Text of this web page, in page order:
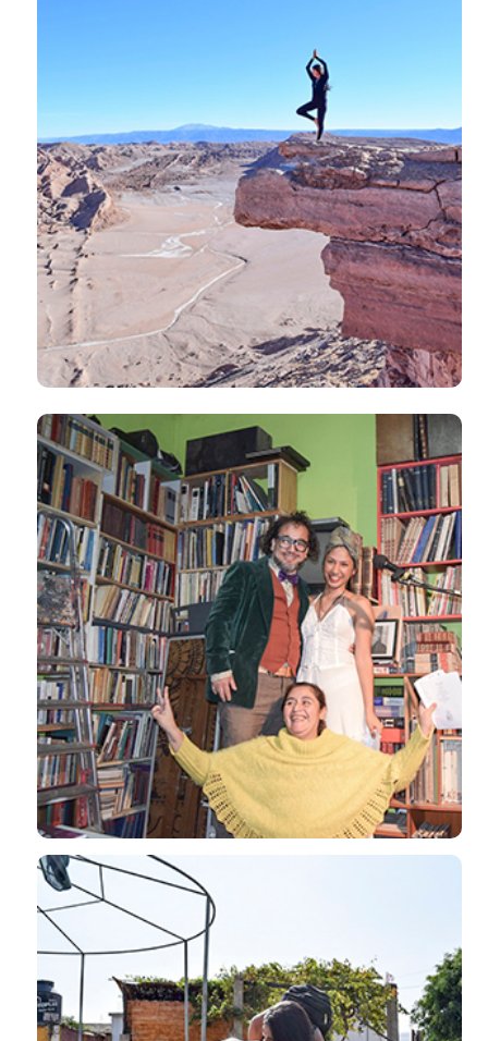
El salón de clases es el mundo
El salón de clases es el mundo